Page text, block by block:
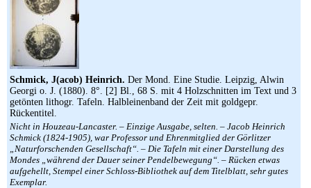
Schmick, J(acob) Heinrich. Der Mond. Eine Studie. Leipzig, Alwin
Georgi o. J. (1880). 8°. [2] Bl., 68 S. mit 4 Holzschnitten im Text und 3
getönten lithogr. Tafeln. Halbleinenband der Zeit mit goldgepr.
Rückentitel.
Nicht in Houzeau-Lancaster. – Einzige Ausgabe, selten. – Jacob Heinrich
Schmick (1824-1905), war Professor und Ehrenmitglied der Görlitzer
„Naturforschenden Gesellschaft“. – Die Tafeln mit einer Darstellung des
Mondes „während der Dauer seiner Pendelbewegung“. – Rücken etwas
aufgehellt, Stempel einer Schloss-Bibliothek auf dem Titelblatt, sehr gutes
Exemplar.